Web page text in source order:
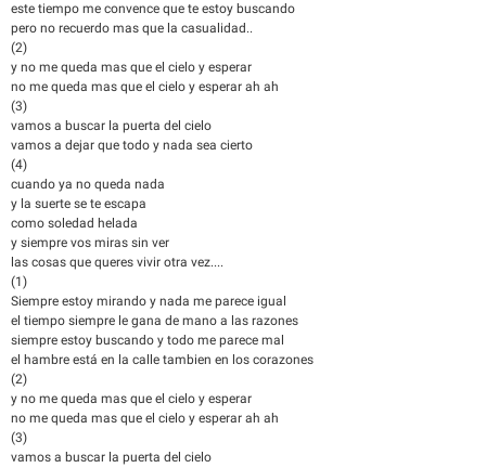
este tiempo me convence que te estoy buscando
pero no recuerdo mas que la casualidad..
(2)
y no me queda mas que el cielo y esperar
no me queda mas que el cielo y esperar ah ah
(3)
vamos a buscar la puerta del cielo
vamos a dejar que todo y nada sea cierto
(4)
cuando ya no queda nada
y la suerte se te escapa
como soledad helada
y siempre vos miras sin ver
las cosas que queres vivir otra vez....
(1)
Siempre estoy mirando y nada me parece igual
el tiempo siempre le gana de mano a las razones
siempre estoy buscando y todo me parece mal
el hambre está en la calle tambien en los corazones
(2)
y no me queda mas que el cielo y esperar
no me queda mas que el cielo y esperar ah ah
(3)
vamos a buscar la puerta del cielo